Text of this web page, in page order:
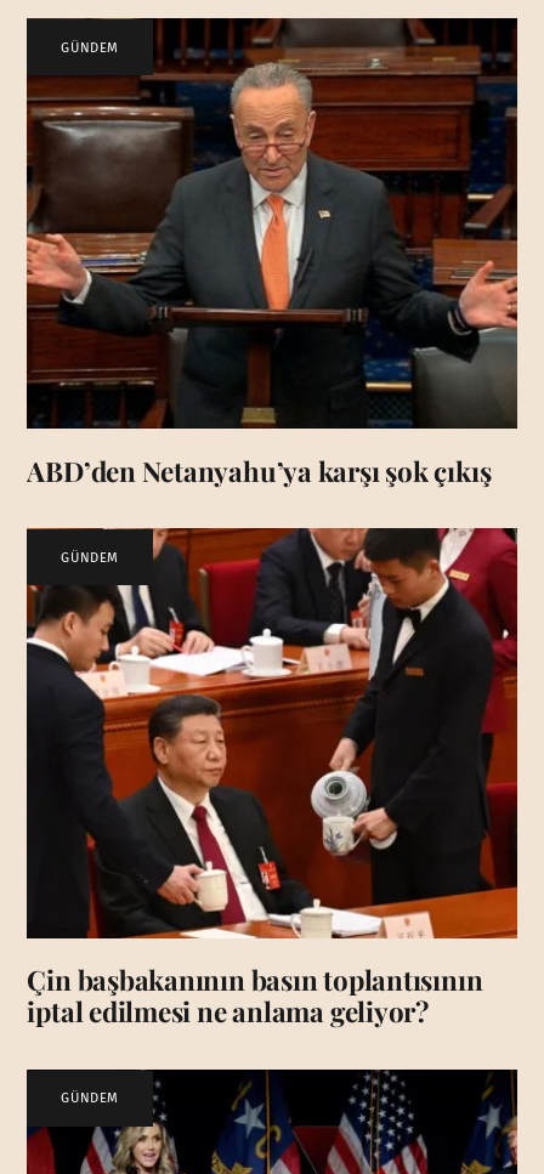
GÜNDEM
ABD’den Netanyahu’ya karşı şok çıkış
GÜNDEM
Çin başbakanının basın toplantısının
iptal edilmesi ne anlama geliyor?
GÜNDEM